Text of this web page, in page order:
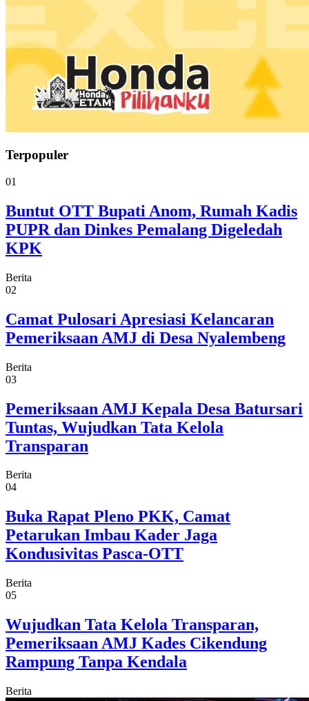
Terpopuler
01
Buntut OTT Bupati Anom, Rumah Kadis
PUPR dan Dinkes Pemalang Digeledah
KPK
Berita
02
Camat Pulosari Apresiasi Kelancaran
Pemeriksaan AMJ di Desa Nyalembeng
Berita
03
Pemeriksaan AMJ Kepala Desa Batursari
Tuntas, Wujudkan Tata Kelola
Transparan
Berita
04
Buka Rapat Pleno PKK, Camat
Petarukan Imbau Kader Jaga
Kondusivitas Pasca-OTT
Berita
05
Wujudkan Tata Kelola Transparan,
Pemeriksaan AMJ Kades Cikendung
Rampung Tanpa Kendala
Berita